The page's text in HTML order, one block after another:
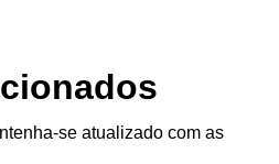
se atualizado com as